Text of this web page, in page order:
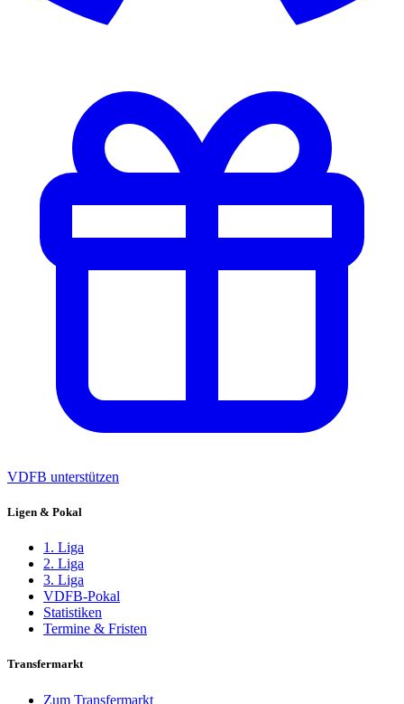
VDFB unterstützen
Ligen & Pokal
1. Liga
2. Liga
3. Liga
VDFB-Pokal
Statistiken
Termine & Fristen
Transfermarkt
Zum Transfermarkt